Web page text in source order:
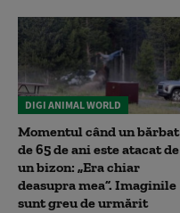
DIGI ANIMAL WORLD
Momentul când un bărbat
de 65 de ani este atacat de
un bizon: „Era chiar
deasupra mea”. Imaginile
sunt greu de urmărit